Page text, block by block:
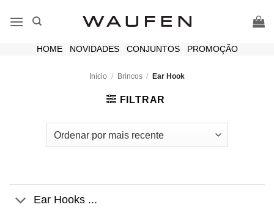
HOME| NOVIDADES| CONJUNTOS| PROMOÇÃO
Início / Brincos / Ear Hook
FILTRAR
Ear Hooks ...